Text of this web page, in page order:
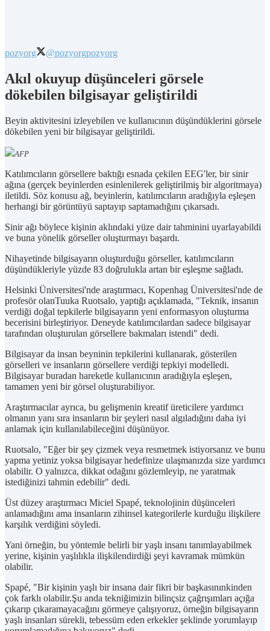
pozyorg @pozyorgpozyorg
Akıl okuyup düşünceleri görsele
dökebilen bilgisayar geliştirildi
Beyin aktivitesini izleyebilen ve kullanıcının düşündüklerini görsele
dökebilen yeni bir bilgisayar geliştirildi.
AFP
Katılımcıların görsellere baktığı esnada çekilen EEG'ler, bir sinir
ağına (gerçek beyinlerden esinlenilerek geliştirilmiş bir algoritmaya)
iletildi. Söz konusu ağ, beyinlerin, katılımcıların aradığıyla eşleşen
herhangi bir görüntüyü saptayıp saptamadığını çıkarsadı.
Sinir ağı böylece kişinin aklındaki yüze dair tahminini uyarlayabildi
ve buna yönelik görseller oluşturmayı başardı.
Nihayetinde bilgisayarın oluşturduğu görseller, katılımcıların
düşündükleriyle yüzde 83 doğrulukla artan bir eşleşme sağladı.
Helsinki Üniversitesi'nde araştırmacı, Kopenhag Üniversitesi'nde de
profesör olanTuuka Ruotsalo, yaptığı açıklamada, "Teknik, insanın
verdiği doğal tepkilerle bilgisayarın yeni enformasyon oluşturma
becerisini birleştiriyor. Deneyde katılımcılardan sadece bilgisayar
tarafından oluşturulan görsellere bakmaları istendi" dedi.
Bilgisayar da insan beyninin tepkilerini kullanarak, gösterilen
görselleri ve insanların görsellere verdiği tepkiyi modelledi.
Bilgisayar buradan hareketle kullanıcının aradığıyla eşleşen,
tamamen yeni bir görsel oluşturabiliyor.
Araştırmacılar ayrıca, bu gelişmenin kreatif üreticilere yardımcı
olmanın yanı sıra insanların bir şeyleri nasıl algıladığını daha iyi
anlamak için kullanılabileceğini düşünüyor.
Ruotsalo, "Eğer bir şey çizmek veya resmetmek istiyorsanız ve bunu
yapma yetiniz yoksa bilgisayar hedefinize ulaşmanızda size yardımcı
olabilir. O yalnızca, dikkat odağını gözlemleyip, ne yaratmak
istediğinizi tahmin edebilir" dedi.
Üst düzey araştırmacı Miciel Spapé, teknolojinin düşünceleri
anlamadığını ama insanların zihinsel kategorilerle kurduğu ilişkilere
karşılık verdiğini söyledi.
Yani örneğin, bu yöntemle belirli bir yaşlı insanı tanımlayabilmek
yerine, kişinin yaşlılıkla ilişkilendirdiği şeyi kavramak mümkün
olabilir.
Spapé, "Bir kişinin yaşlı bir insana dair fikri bir başkasınınkinden
çok farklı olabilir.Şu anda tekniğimizin bilinçsiz çağrışımları açığa
çıkarıp çıkaramayacağını görmeye çalışıyoruz, örneğin bilgisayarın
yaşlı insanları sürekli, tebessüm eden erkekler şeklinde yorumlayıp